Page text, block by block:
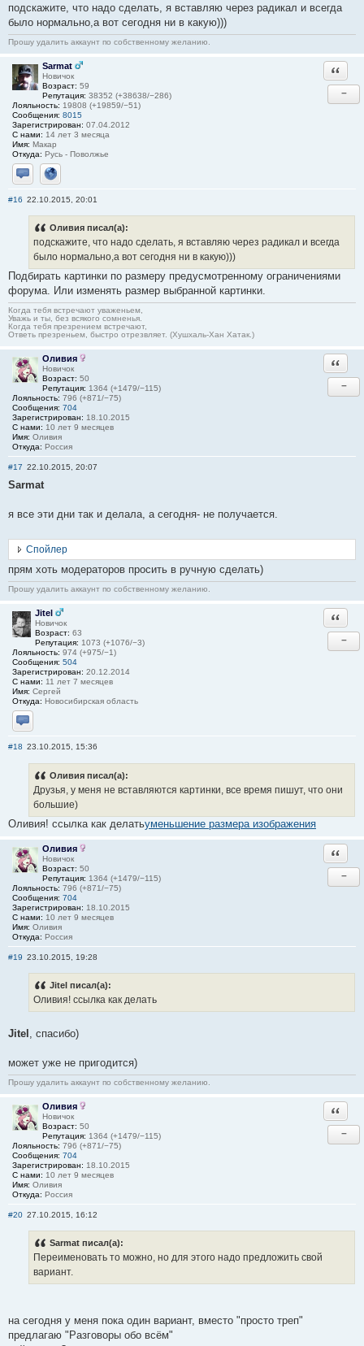
подскажите, что надо сделать, я вставляю через радикал и всегда
было нормально,а вот сегодня ни в какую)))
Прошу удалить аккаунт по собственному желанию.
Sarmat
Новичок
Возраст: 59
Репутация: 38352 (+38638/−286)
Лояльность: 19808 (+19859/−51)
Сообщения: 8015
Зарегистрирован: 07.04.2012
С нами: 14 лет 3 месяца
Имя: Макар
Откуда: Русь - Поволжье
Отправить личное сообщение
Сайт
−
#16 22.10.2015, 20:01
Оливия писал(а):
подскажите, что надо сделать, я вставляю через радикал и всегда
было нормально,а вот сегодня ни в какую)))
Подбирать картинки по размеру предусмотренному ограничениями
форума. Или изменять размер выбранной картинки.
Когда тебя встречают уваженьем,
Уважь и ты, без всякого сомненья.
Когда тебя презрением встречают,
Ответь презреньем, быстро отрезвляет. (Хушхаль-Хан Хатак.)
Оливия
Новичок
Возраст: 50
Репутация: 1364 (+1479/−115)
Лояльность: 796 (+871/−75)
Сообщения: 704
Зарегистрирован: 18.10.2015
С нами: 10 лет 9 месяцев
Имя: Оливия
Откуда: Россия
−
#17 22.10.2015, 20:07
Sarmat
я все эти дни так и делала, а сегодня- не получается.
Спойлер
прям хоть модераторов просить в ручную сделать)
Прошу удалить аккаунт по собственному желанию.
Jitel
Новичок
Возраст: 63
Репутация: 1073 (+1076/−3)
Лояльность: 974 (+975/−1)
Сообщения: 504
Зарегистрирован: 20.12.2014
С нами: 11 лет 7 месяцев
Имя: Сергей
Откуда: Новосибирская область
Отправить личное сообщение
−
#18 23.10.2015, 15:36
Оливия писал(а):
Друзья, у меня не вставляются картинки, все время пишут, что они
большие)
Оливия! ссылка как делатьуменьшение размера изображения
Оливия
Новичок
Возраст: 50
Репутация: 1364 (+1479/−115)
Лояльность: 796 (+871/−75)
Сообщения: 704
Зарегистрирован: 18.10.2015
С нами: 10 лет 9 месяцев
Имя: Оливия
Откуда: Россия
−
#19 23.10.2015, 19:28
Jitel писал(а):
Оливия! ссылка как делать
Jitel , спасибо)
может уже не пригодится)
Прошу удалить аккаунт по собственному желанию.
Оливия
Новичок
Возраст: 50
Репутация: 1364 (+1479/−115)
Лояльность: 796 (+871/−75)
Сообщения: 704
Зарегистрирован: 18.10.2015
С нами: 10 лет 9 месяцев
Имя: Оливия
Откуда: Россия
−
#20 27.10.2015, 16:12
Sarmat писал(а):
Переименовать то можно, но для этого надо предложить свой
вариант.
на сегодня у меня пока один вариант, вместо "просто треп"
предлагаю "Разговоры обо всём"